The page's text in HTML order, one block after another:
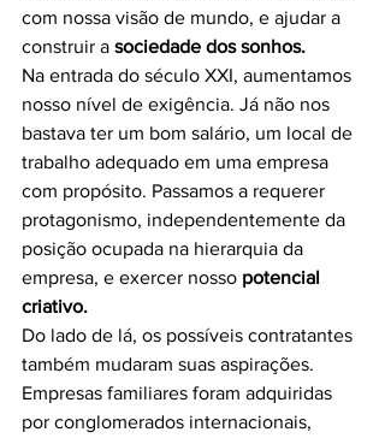
com nossa visão de mundo, e ajudar a
construir a sociedade dos sonhos.
Na entrada do século XXI, aumentamos
nosso nível de exigência. Já não nos
bastava ter um bom salário, um local de
trabalho adequado em uma empresa
com propósito. Passamos a requerer
protagonismo, independentemente da
posição ocupada na hierarquia da
empresa, e exercer nosso potencial
criativo.
Do lado de lá, os possíveis contratantes
também mudaram suas aspirações.
Empresas familiares foram adquiridas
por conglomerados internacionais,